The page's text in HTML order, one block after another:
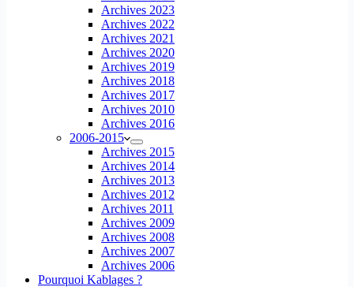
Archives 2023
Archives 2022
Archives 2021
Archives 2020
Archives 2019
Archives 2018
Archives 2017
Archives 2010
Archives 2016
2006-2015
Archives 2015
Archives 2014
Archives 2013
Archives 2012
Archives 2011
Archives 2009
Archives 2008
Archives 2007
Archives 2006
Pourquoi Kablages ?